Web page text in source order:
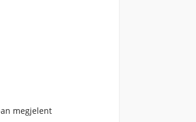
megjelent